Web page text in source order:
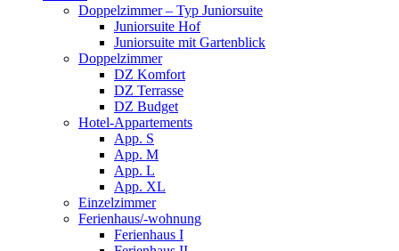
Doppelzimmer – Typ Juniorsuite
Juniorsuite Hof
Juniorsuite mit Gartenblick
Doppelzimmer
DZ Komfort
DZ Terrasse
DZ Budget
Hotel-Appartements
App. S
App. M
App. L
App. XL
Einzelzimmer
Ferienhaus/-wohnung
Ferienhaus I